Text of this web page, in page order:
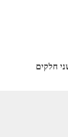
חלקים